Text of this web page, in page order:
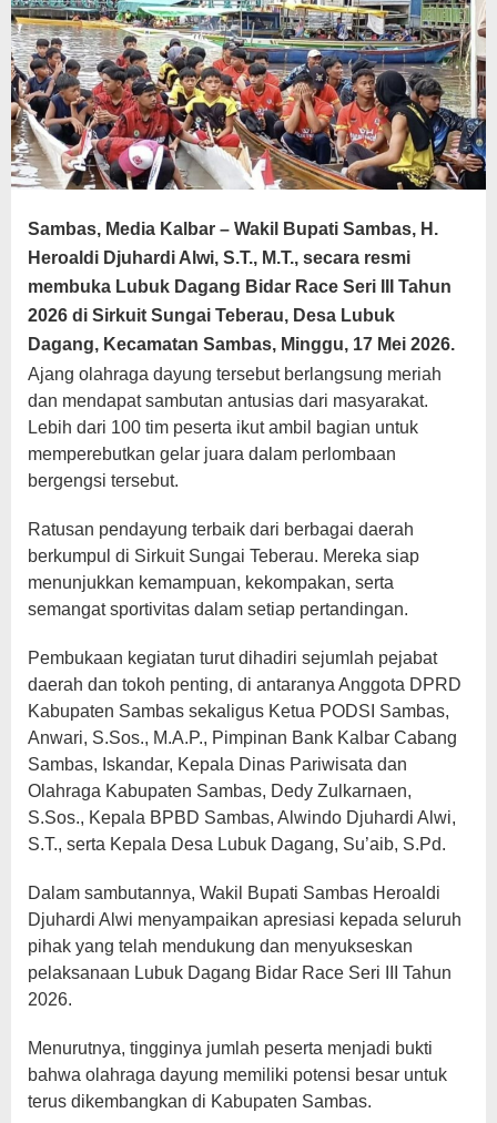
Sambas, Media Kalbar – Wakil Bupati Sambas, H.
Heroaldi Djuhardi Alwi, S.T., M.T., secara resmi
membuka Lubuk Dagang Bidar Race Seri III Tahun
2026 di Sirkuit Sungai Teberau, Desa Lubuk
Dagang, Kecamatan Sambas, Minggu, 17 Mei 2026.
Ajang olahraga dayung tersebut berlangsung meriah
dan mendapat sambutan antusias dari masyarakat.
Lebih dari 100 tim peserta ikut ambil bagian untuk
memperebutkan gelar juara dalam perlombaan
bergengsi tersebut.
Ratusan pendayung terbaik dari berbagai daerah
berkumpul di Sirkuit Sungai Teberau. Mereka siap
menunjukkan kemampuan, kekompakan, serta
semangat sportivitas dalam setiap pertandingan.
Pembukaan kegiatan turut dihadiri sejumlah pejabat
daerah dan tokoh penting, di antaranya Anggota DPRD
Kabupaten Sambas sekaligus Ketua PODSI Sambas,
Anwari, S.Sos., M.A.P., Pimpinan Bank Kalbar Cabang
Sambas, Iskandar, Kepala Dinas Pariwisata dan
Olahraga Kabupaten Sambas, Dedy Zulkarnaen,
S.Sos., Kepala BPBD Sambas, Alwindo Djuhardi Alwi,
S.T., serta Kepala Desa Lubuk Dagang, Su’aib, S.Pd.
Dalam sambutannya, Wakil Bupati Sambas Heroaldi
Djuhardi Alwi menyampaikan apresiasi kepada seluruh
pihak yang telah mendukung dan menyukseskan
pelaksanaan Lubuk Dagang Bidar Race Seri III Tahun
2026.
Menurutnya, tingginya jumlah peserta menjadi bukti
bahwa olahraga dayung memiliki potensi besar untuk
terus dikembangkan di Kabupaten Sambas.